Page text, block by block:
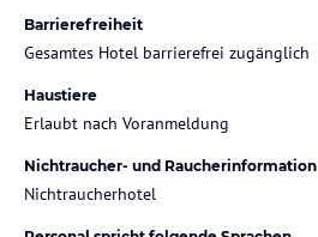
Barrierefreiheit
Gesamtes Hotel barrierefrei zugänglich
Haustiere
Erlaubt nach Voranmeldung
Nichtraucher- und Raucherinformation
Nichtraucherhotel